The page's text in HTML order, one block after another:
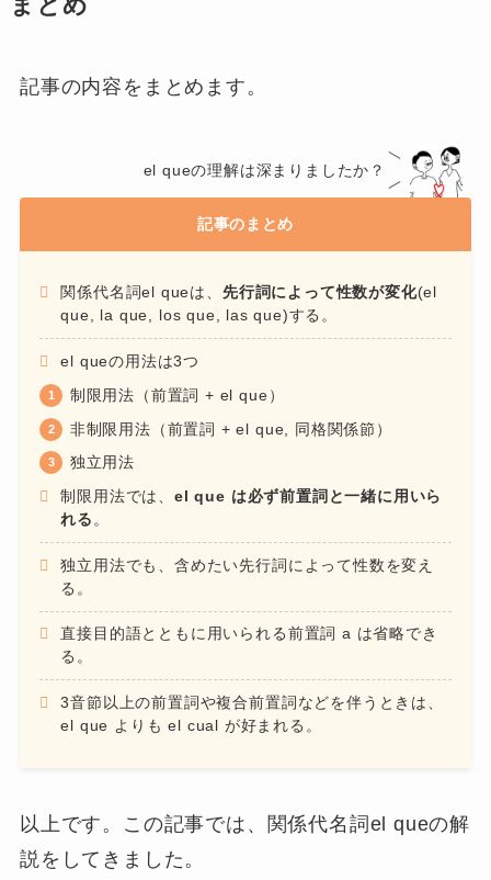
まとめ
記事の内容をまとめます。
el queの理解は深まりましたか？
記事のまとめ
関係代名詞el queは、 先行詞によって性数が変化(el
que, la que, los que, las que)する。
el queの用法は3つ
制限用法（前置詞 + el que）
非制限用法（前置詞 + el que, 同格関係節）
独立用法
制限用法では、el que は必ず前置詞と一緒に用いら
れる 。
独立用法でも、含めたい先行詞によって性数を変え
る。
直接目的語とともに用いられる前置詞 a は省略でき
る。
3音節以上の前置詞や複合前置詞などを伴うときは、
el que よりも el cual が好まれる。
以上です。この記事では、関係代名詞el queの解
説をしてきました。